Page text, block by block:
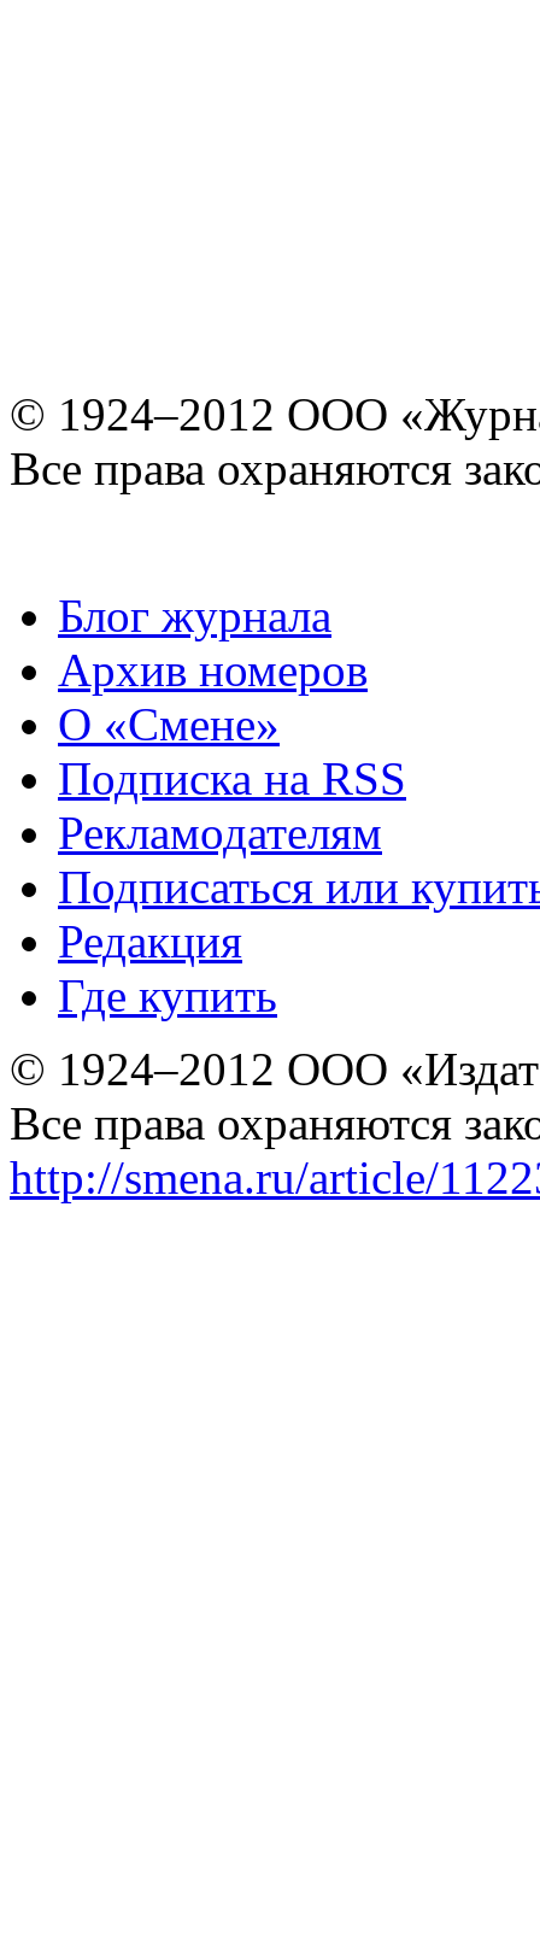
© 1924–2012 ООО
Все права охраняются
Блог журнала
Архив номеров
О «Смене»
Подписка на RSS
Рекламодателям
Подписаться или
Редакция
Где купить
© 1924–2012 ООО
Все права охраняются
http://smena.ru/article/